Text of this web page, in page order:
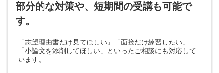
部分的な対策や、短期間の受講も可能で
す。
「志望理由書だけ見てほしい」「面接だけ練習したい」
「小論文を添削してほしい」といったご相談にも対応して
います。